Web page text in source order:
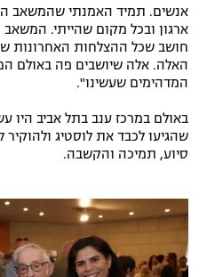
לוח דרושים – ג'ובנט
תגיות
המגזין
אנשים. תמיד האמנתי שהמשאב
ארגון ובכל מקום שהייתי.
חושב שכל ההצלחות האחרונות
האלה. אלה שיושבים פה באולם
המדהימים שעשינו".
באולם במרכז ענב בתל אביב היו
שהגיעו לכבד את לוסטיג
סיוע, תמיכה והקשבה.